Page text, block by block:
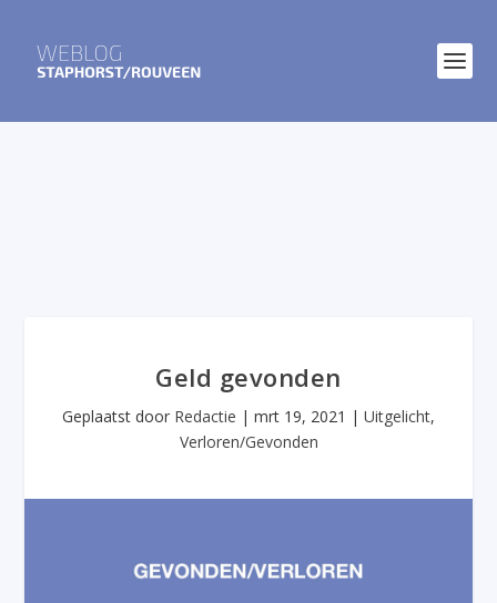
Geld gevonden
Geplaatst door Redactie | mrt 19, 2021 | Uitgelicht,
Verloren/Gevonden